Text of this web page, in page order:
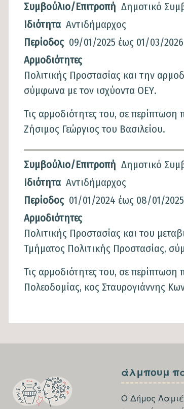
Συμβούλιο/Επιτροπή Δημοτικό
Ιδιότητα Αντιδήμαρχος
Περίοδος 09/01/2025 έως 01/03/2026
Αρμοδιότητες
Πολιτικής Προστασίας και την
σύμφωνα με τον ισχύοντα ΟΕΥ.
Τις αρμοδιότητες του, σε
Ζήσιμος Γεώργιος του Βασιλείου.
Συμβούλιο/Επιτροπή Δημοτικό
Ιδιότητα Αντιδήμαρχος
Περίοδος 01/01/2024 έως 08/01/2025
Αρμοδιότητες
Πολιτικής Προστασίας και του
Τμήματος Πολιτικής Προστασίας,
Τις αρμοδιότητες του, σε
Πολεοδομίας, κος Σταυρογιάννης
FOOTER-
FIRST
SECTION
FOOTER-
άλμπουμ
Ο Δήμος